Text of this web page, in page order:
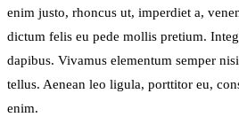
enim justo, rhoncus ut, imperdiet a,
dictum felis eu pede mollis pretium.
dapibus. Vivamus elementum semper
tellus. Aenean leo ligula, porttitor eu,
enim.